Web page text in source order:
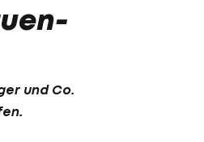
und Co.